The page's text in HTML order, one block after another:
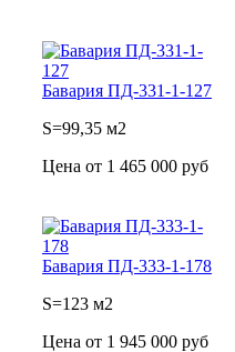
Бавария ПД-331-1-127
S=99,35 м2
Цена от 1 465 000 руб
Бавария ПД-333-1-178
S=123 м2
Цена от 1 945 000 руб